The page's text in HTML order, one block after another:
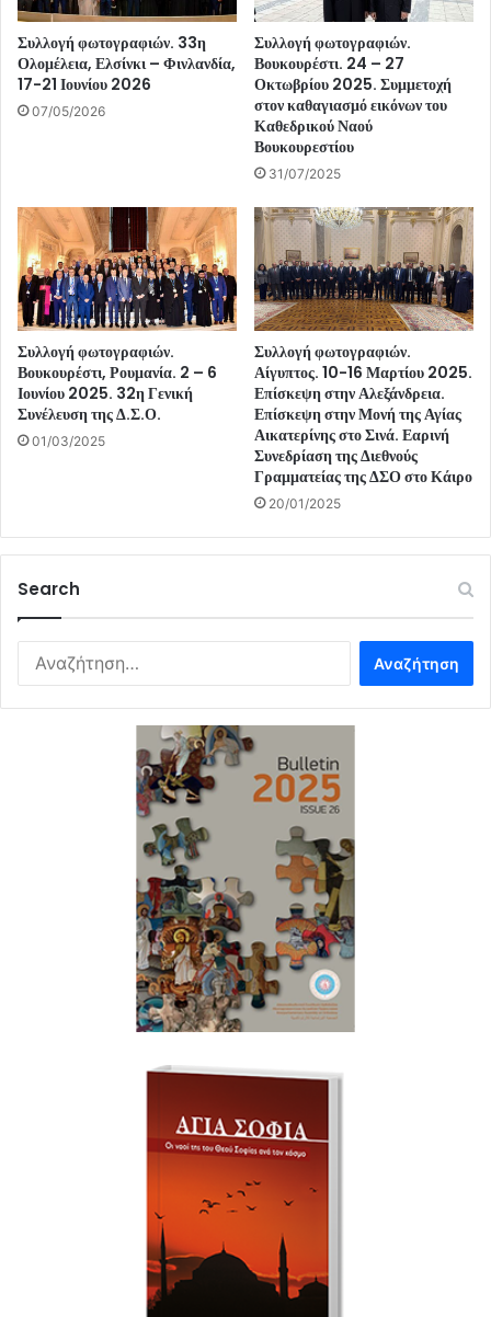
Συλλογή φωτογραφιών. 33η
Ολομέλεια, Ελσίνκι – Φινλανδία,
17-21 Ιουνίου 2026
07/05/2026
Συλλογή φωτογραφιών.
Βουκουρέστι. 24 – 27
Οκτωβρίου 2025. Συμμετοχή
στον καθαγιασμό εικόνων του
Καθεδρικού Ναού
Βουκουρεστίου
31/07/2025
Συλλογή φωτογραφιών.
Βουκουρέστι, Ρουμανία. 2 – 6
Ιουνίου 2025. 32η Γενική
Συνέλευση της Δ.Σ.Ο.
01/03/2025
Συλλογή φωτογραφιών.
Αίγυπτος. 10-16 Μαρτίου 2025.
Επίσκεψη στην Αλεξάνδρεια.
Επίσκεψη στην Μονή της Αγίας
Αικατερίνης στο Σινά. Εαρινή
Συνεδρίαση της Διεθνούς
Γραμματείας της ΔΣΟ στο Κάιρο
20/01/2025
Search